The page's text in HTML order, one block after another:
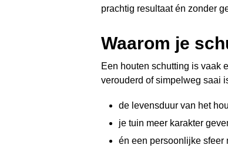
prachtig resultaat én zonder
Waarom je
Een houten schutting is vaak
verouderd of simpelweg saai
de levensduur van het
je tuin meer karakter
én een persoonlijke sfeer